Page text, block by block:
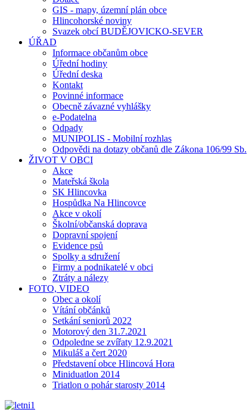
GIS - mapy, územní plán obce
Hlincohorské noviny
Svazek obcí BUDĚJOVICKO-SEVER
ÚŘAD
Informace občanům obce
Úřední hodiny
Úřední deska
Kontakt
Povinné informace
Obecně závazné vyhlášky
e-Podatelna
Odpady
MUNIPOLIS - Mobilní rozhlas
Odpovědi na dotazy občanů dle Zákona 106/99 Sb.
ŽIVOT V OBCI
Akce
Mateřská škola
SK Hlincovka
Hospůdka Na Hlincovce
Akce v okolí
Školní/občanská doprava
Dopravní spojení
Evidence psů
Spolky a sdružení
Firmy a podnikatelé v obci
Ztráty a nálezy
FOTO, VIDEO
Obec a okolí
Vítání občánků
Setkání seniorů 2022
Motorový den 31.7.2021
Odpoledne se zvířaty 12.9.2021
Mikuláš a čert 2020
Představení obce Hlincová Hora
Miniduatlon 2014
Triatlon o pohár starosty 2014